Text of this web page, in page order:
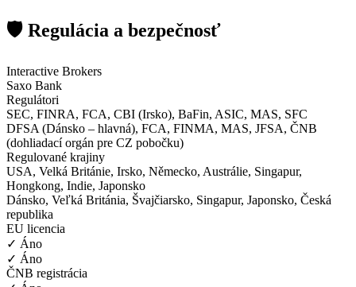
🛡️ Regulácia a bezpečnosť
Interactive Brokers
Saxo Bank
Regulátori
SEC, FINRA, FCA, CBI (Irsko), BaFin, ASIC, MAS, SFC
DFSA (Dánsko – hlavná), FCA, FINMA, MAS, JFSA, ČNB
(dohliadací orgán pre CZ pobočku)
Regulované krajiny
USA, Velká Británie, Irsko, Německo, Austrálie, Singapur,
Hongkong, Indie, Japonsko
Dánsko, Veľká Británia, Švajčiarsko, Singapur, Japonsko, Česká
republika
EU licencia
✓ Áno
✓ Áno
ČNB registrácia